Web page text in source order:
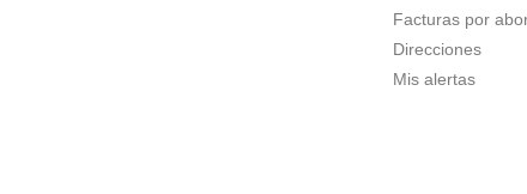
Facturas por
Direcciones
Mis alertas